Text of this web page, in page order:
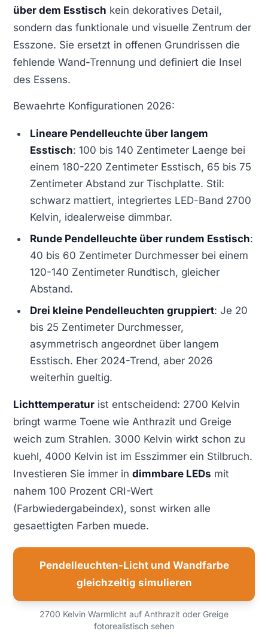
über dem Esstisch kein dekoratives Detail,
sondern das funktionale und visuelle Zentrum der
Esszone. Sie ersetzt in offenen Grundrissen die
fehlende Wand-Trennung und definiert die Insel
des Essens.
Bewaehrte Konfigurationen 2026:
Lineare Pendelleuchte über langem
Esstisch: 100 bis 140 Zentimeter Laenge bei
einem 180-220 Zentimeter Esstisch, 65 bis 75
Zentimeter Abstand zur Tischplatte. Stil:
schwarz mattiert, integriertes LED-Band 2700
Kelvin, idealerweise dimmbar.
Runde Pendelleuchte über rundem Esstisch:
40 bis 60 Zentimeter Durchmesser bei einem
120-140 Zentimeter Rundtisch, gleicher
Abstand.
Drei kleine Pendelleuchten gruppiert: Je 20
bis 25 Zentimeter Durchmesser,
asymmetrisch angeordnet über langem
Esstisch. Eher 2024-Trend, aber 2026
weiterhin gueltig.
Lichttemperatur ist entscheidend: 2700 Kelvin
bringt warme Toene wie Anthrazit und Greige
weich zum Strahlen. 3000 Kelvin wirkt schon zu
kuehl, 4000 Kelvin ist im Esszimmer ein Stilbruch.
Investieren Sie immer in dimmbare LEDs mit
nahem 100 Prozent CRI-Wert
(Farbwiedergabeindex), sonst wirken alle
gesaettigten Farben muede.
Pendelleuchten-Licht und Wandfarbe
gleichzeitig simulieren
2700 Kelvin Warmlicht auf Anthrazit oder Greige
fotorealistisch sehen